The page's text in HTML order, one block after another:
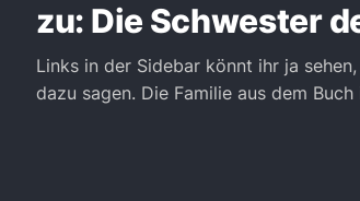
zu: Die Schwester
Links in der Sidebar könnt ihr ja
dazu sagen. Die Familie aus dem